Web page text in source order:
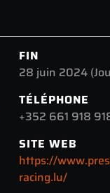
FIN
28 juin 2024
TÉLÉPHONE
+352 661 918
SITE WEB
https://
racing.lu/